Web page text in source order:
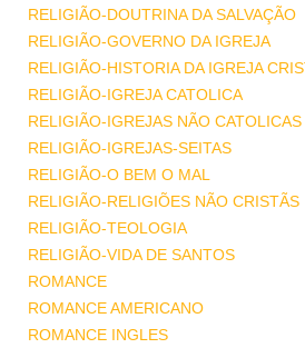
RELIGIÃO-DOUTRINA DA SALVAÇÃO
RELIGIÃO-GOVERNO DA IGREJA
RELIGIÃO-HISTORIA DA IGREJA
RELIGIÃO-IGREJA CATOLICA
RELIGIÃO-IGREJAS NÃO CATOLICAS
RELIGIÃO-IGREJAS-SEITAS
RELIGIÃO-O BEM O MAL
RELIGIÃO-RELIGIÕES NÃO CRISTÃS
RELIGIÃO-TEOLOGIA
RELIGIÃO-VIDA DE SANTOS
ROMANCE
ROMANCE AMERICANO
ROMANCE INGLES